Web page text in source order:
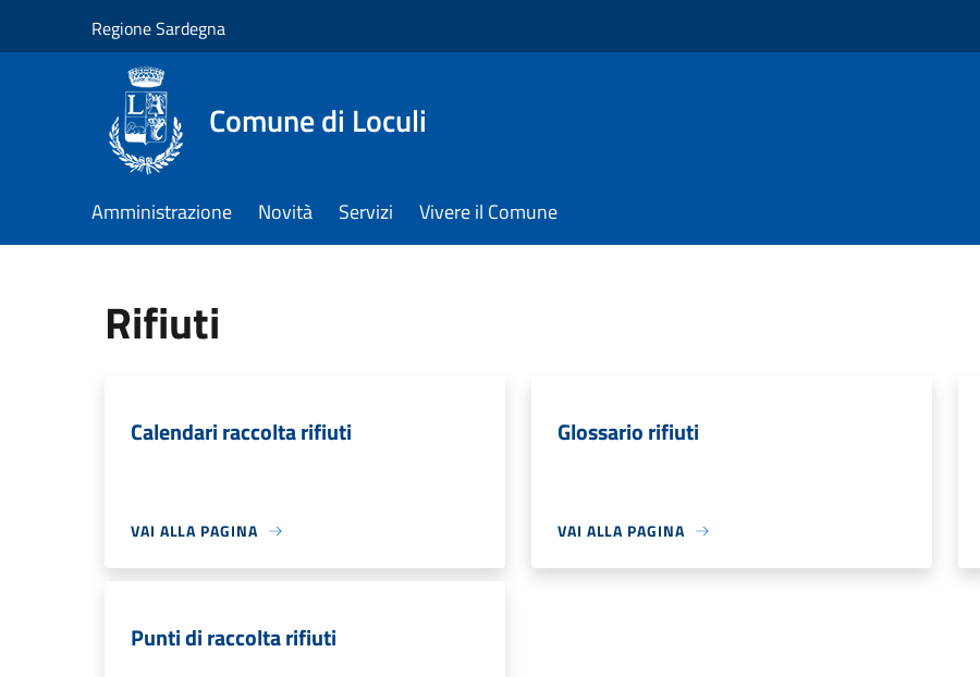
Regione Sardegna
Comune di Loculi
Amministrazione Novità Servizi Vivere il Comune
Rifiuti
Calendari raccolta rifiuti
VAI ALLA PAGINA
Glossario rifiuti
VAI ALLA PAGINA
Punti di raccolta rifiuti